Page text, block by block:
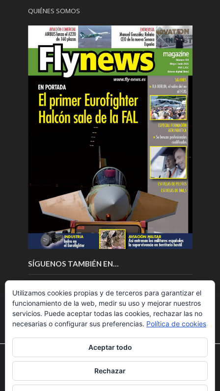
QUIÉNES SOMOS
SÍGUENOS TAMBIÉN EN…
Copyright © 2018.Fly News.Noticias aerospacial
UAS aviación comercial
Utilizamos cookies para ofrecerte la mejor experiencia en
nuestra web.
Puedes aprender más sobre qué cookies utilizamos o
desactivarlas en losajustes.
Utilizamos cookies propias y de terceros para garantizar el
funcionamiento de la web, medir su uso y mejorar nuestros
servicios. Puede aceptar todas las cookies, rechazar las no
necesarias o configurar sus preferencias. Política de cookies
Aceptar todo
Rechazar